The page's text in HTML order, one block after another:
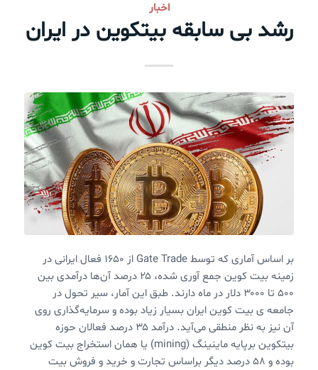
اخبار
رشد بی سابقه بیتکوین در ایران
بر اساس آماری که توسط Gate Trade از ۱۶۵۰ فعال ایرانی در
زمینه بیت کوین جمع آوری شده، ۲۵ درصد آن‌ها درآمدی بین
۵۰۰ تا ۳۰۰۰ دلار در ماه دارند. طبق این آمار، سیر تحول در
جامعه ی بیت کوین ایران بسیار زیاد بوده و سرمایه‌گذاری روی
آن نیز به نظر منطقی می‌آید. درآمد ۳۵ درصد فعالان حوزه
بیتکوین برپایه ماینینگ (mining) یا همان استخراج بیت کوین
بوده و ۵۸ درصد دیگر براساس تجارت و خرید و فروش بیت